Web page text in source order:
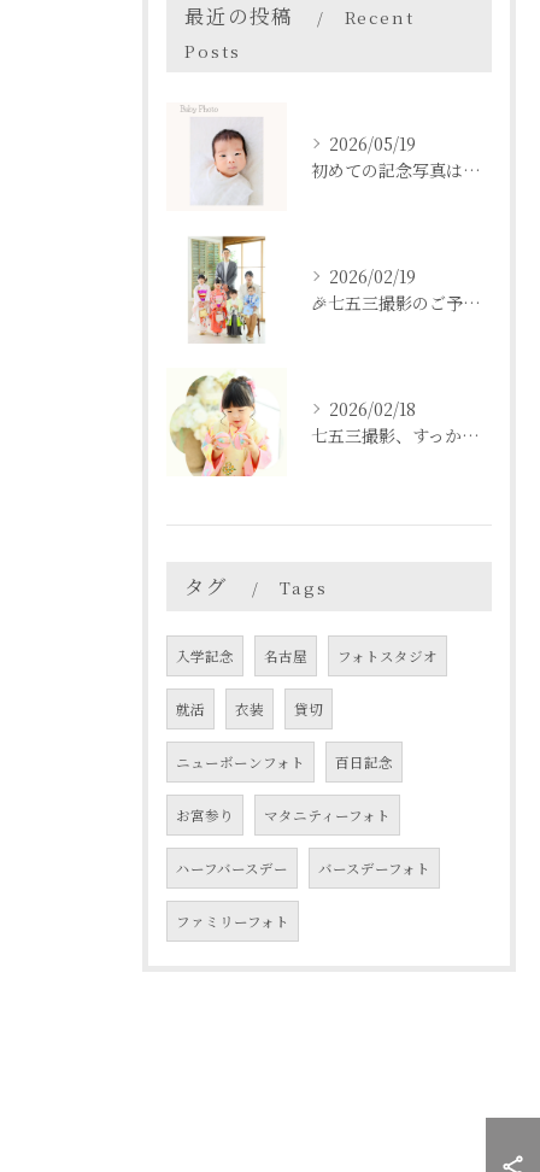
最近の投稿
Recent
Posts
2026/05/19
初めての記念写真はは、DEAR STUDIOで。
2026/02/19
🎉七五三撮影のご予約をご検討中の方へ🎉
2026/02/18
七五三撮影、すっかり忘れてた💦という方も
タグ Tags
入学記念 名古屋 フォトスタジオ
就活 衣装 貸切
ニューボーンフォト 百日記念
お宮参り マタニティーフォト
ハーフバースデー バースデーフォト
ファミリーフォト